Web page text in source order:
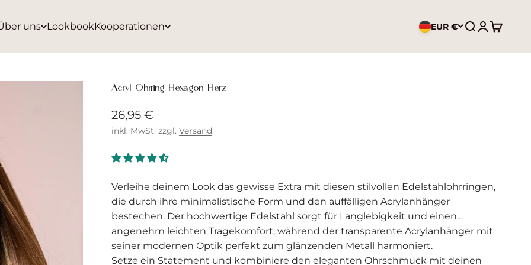
uns LookbookKooperationen EUR € Suche öffnen
Acryl Ohrring Hexagon Herz
Angebot
26,95 €
inkl. MwSt. zzgl. Versand
Verleihe deinem Look das gewisse Extra mit diesen stilvollen Edelstahlohrringen,
die durch ihre minimalistische Form und den auffälligen Acrylanhänger
bestechen. Der hochwertige Edelstahl sorgt für Langlebigkeit und einen
angenehm leichten Tragekomfort, während der transparente Acrylanhänger mit
seiner modernen Optik perfekt zum glänzenden Metall harmoniert.
Setze ein Statement und kombiniere den eleganten Ohrschmuck mit deinen